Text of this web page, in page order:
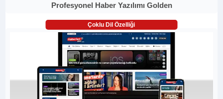
Profesyonel Haber Yazılımı Golden
Çoklu Dil Özelliği